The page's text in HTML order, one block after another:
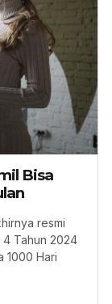
Bisa
resmi
Tahun 2024
1000 Hari